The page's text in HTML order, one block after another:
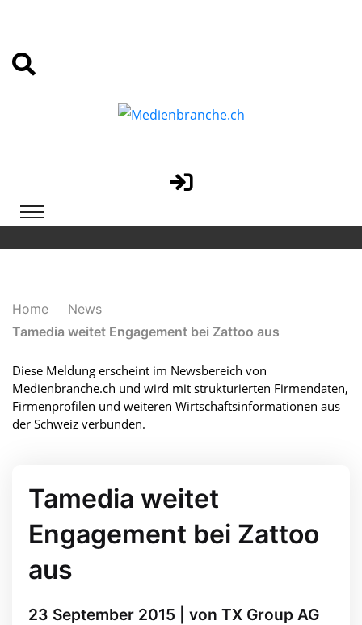
Home
News
Tamedia weitet Engagement bei Zattoo aus
Diese Meldung erscheint im Newsbereich von
Medienbranche.ch und wird mit strukturierten Firmendaten,
Firmenprofilen und weiteren Wirtschaftsinformationen aus
der Schweiz verbunden.
Tamedia weitet
Engagement bei Zattoo
aus
23 September 2015 | von TX Group AG